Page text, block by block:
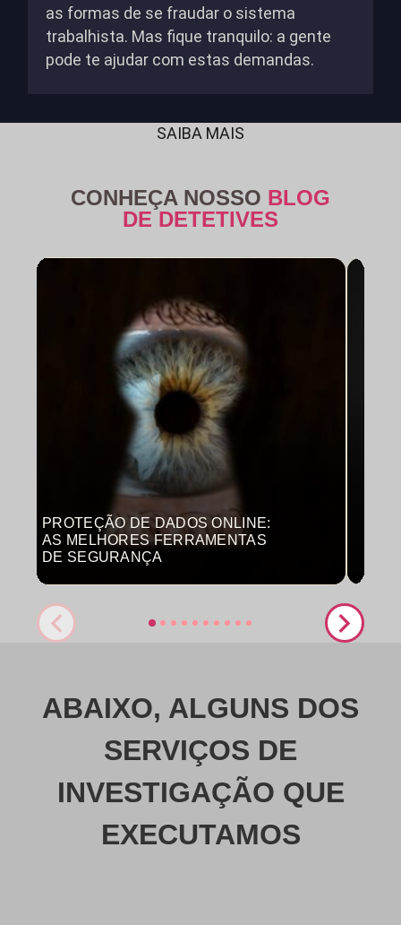
as formas de se fraudar o sistema
trabalhista. Mas fique tranquilo: a gente
pode te ajudar com estas demandas.
SAIBA MAIS
CONHEÇA NOSSO BLOG
DE DETETIVES
PROTEÇÃO DE DADOS ONLINE:
AS MELHORES FERRAMENTAS
DE SEGURANÇA
ABAIXO, ALGUNS DOS
SERVIÇOS DE
INVESTIGAÇÃO QUE
EXECUTAMOS